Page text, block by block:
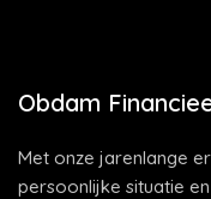
Obdam
Met onze jarenlange
persoonlijke situatie en